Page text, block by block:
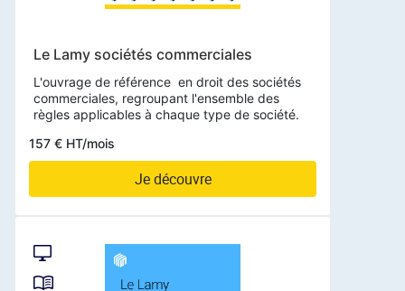
Le Lamy sociétés commerciales
L'ouvrage de référence en droit des sociétés
commerciales, regroupant l'ensemble des
règles applicables à chaque type de société.
157 € HT/mois
Je découvre